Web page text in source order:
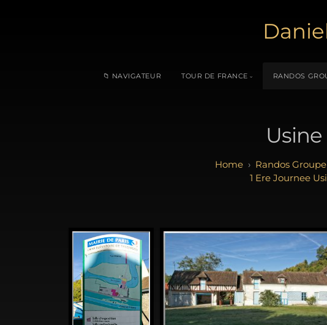
📁 NAVIGATEUR TOUR DE FRANCE RANDOS
Randos Groupe
1 Ere Journee